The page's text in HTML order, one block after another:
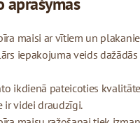
maisi ar vītiem un
iepakojuma veids
ikdienā pateicoties
ir videi draudzīgi.